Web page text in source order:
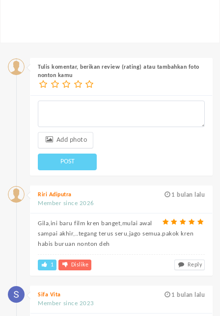
Tulis komentar, berikan review (rating) atau tambahkan foto
nonton kamu
Add photo
POST
1 bulan lalu
Riri Adiputra
Member since 2026
Gila,ini baru film kren banget,mulai awal
sampai akhir,..tegang terus seru,jago semua.pakok kren
habis buruan nonton deh
1 Dislike Reply
1 bulan lalu
Sifa Vita
Member since 2023